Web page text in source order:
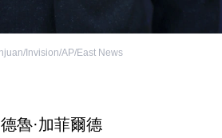
Invision/AP/East News
魯·加菲爾德